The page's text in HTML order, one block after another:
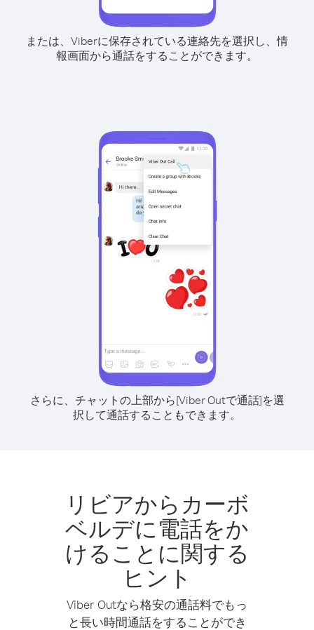
または、Viberに保存されている連絡先を選択し、情
報画面から通話をすることができます。
さらに、チャットの上部から[Viber Outで通話]を選
択して通話することもできます。
リビアからカーボ
ベルデに電話をか
けることに関する
ヒント
Viber Outなら格安の通話料でもっ
と長い時間通話をすることができ